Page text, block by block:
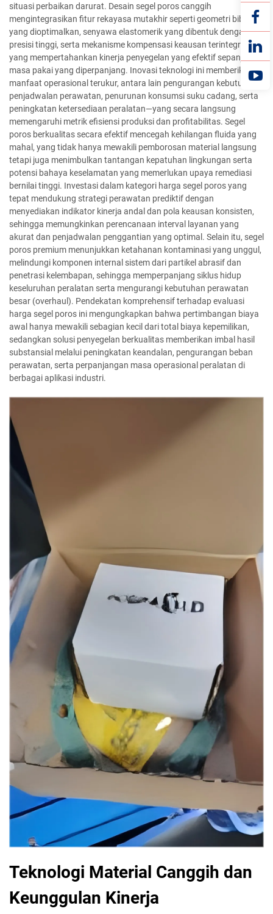
situasi perbaikan darurat. Desain segel poros canggih
mengintegrasikan fitur rekayasa mutakhir seperti geometri bibir
yang dioptimalkan, senyawa elastomerik yang dibentuk dengan
presisi tinggi, serta mekanisme kompensasi keausan terintegrasi
yang mempertahankan kinerja penyegelan yang efektif sepanjang
masa pakai yang diperpanjang. Inovasi teknologi ini memberikan
manfaat operasional terukur, antara lain pengurangan kebutuhan
penjadwalan perawatan, penurunan konsumsi suku cadang, serta
peningkatan ketersediaan peralatan—yang secara langsung
memengaruhi metrik efisiensi produksi dan profitabilitas. Segel
poros berkualitas secara efektif mencegah kehilangan fluida yang
mahal, yang tidak hanya mewakili pemborosan material langsung
tetapi juga menimbulkan tantangan kepatuhan lingkungan serta
potensi bahaya keselamatan yang memerlukan upaya remediasi
bernilai tinggi. Investasi dalam kategori harga segel poros yang
tepat mendukung strategi perawatan prediktif dengan
menyediakan indikator kinerja andal dan pola keausan konsisten,
sehingga memungkinkan perencanaan interval layanan yang
akurat dan penjadwalan penggantian yang optimal. Selain itu, segel
poros premium menunjukkan ketahanan kontaminasi yang unggul,
melindungi komponen internal sistem dari partikel abrasif dan
penetrasi kelembapan, sehingga memperpanjang siklus hidup
keseluruhan peralatan serta mengurangi kebutuhan perawatan
besar (overhaul). Pendekatan komprehensif terhadap evaluasi
harga segel poros ini mengungkapkan bahwa pertimbangan biaya
awal hanya mewakili sebagian kecil dari total biaya kepemilikan,
sedangkan solusi penyegelan berkualitas memberikan imbal hasil
substansial melalui peningkatan keandalan, pengurangan beban
perawatan, serta perpanjangan masa operasional peralatan di
berbagai aplikasi industri.
Teknologi Material Canggih dan
Keunggulan Kinerja